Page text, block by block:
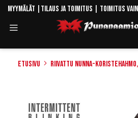
Skip
Content
Myymälät Tilaus ja toimitus | Toimitus
Etusivu Riivattu nunna-koristehahmo,